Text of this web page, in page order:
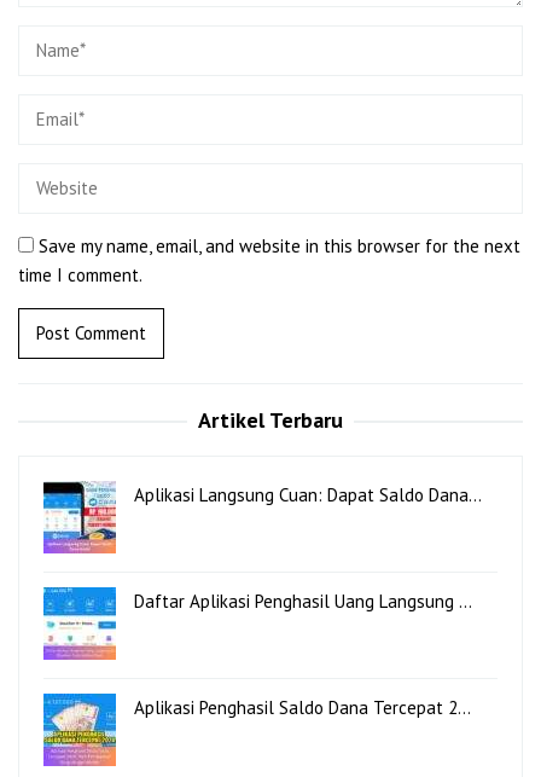
Save my name, email, and website in this browser for the next
time I comment.
Artikel Terbaru
Aplikasi Langsung Cuan: Dapat Saldo Dana…
Daftar Aplikasi Penghasil Uang Langsung …
Aplikasi Penghasil Saldo Dana Tercepat 2…